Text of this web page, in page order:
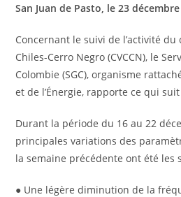
San Juan de Pasto, le 23
Concernant le suivi de l’activité
Chiles-Cerro Negro (CVCCN), le
Colombie (SGC), organisme
et de l’Énergie, rapporte ce qui suit
Durant la période du 16 au 22
principales variations des
la semaine précédente ont été les
● Une légère diminution de la